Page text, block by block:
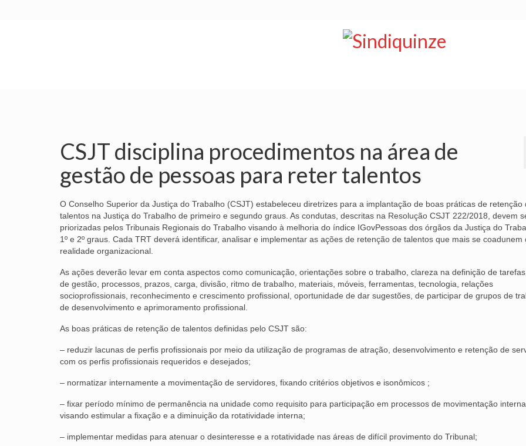
CSJT disciplina procedimentos na área de
gestão de pessoas para reter talentos
O Conselho Superior da Justiça do Trabalho (CSJT) estabeleceu diretrizes para a implantação de boas práticas de retenção
talentos na Justiça do Trabalho de primeiro e segundo graus. As condutas, descritas na Resolução CSJT 222/2018, devem
priorizadas pelos Tribunais Regionais do Trabalho visando à melhoria do índice IGovPessoas dos órgãos da Justiça do
1º e 2º graus. Cada TRT deverá identificar, analisar e implementar as ações de retenção de talentos que mais se coadunem
realidade organizacional.
As ações deverão levar em conta aspectos como comunicação, orientações sobre o trabalho, clareza na definição de
de gestão, processos, prazos, carga, divisão, ritmo de trabalho, materiais, móveis, ferramentas, tecnologia, relações
socioprofissionais, reconhecimento e crescimento profissional, oportunidade de dar sugestões, de participar de grupos de
de desenvolvimento e aprimoramento profissional.
As boas práticas de retenção de talentos definidas pelo CSJT são:
– reduzir lacunas de perfis profissionais por meio da utilização de programas de atração, desenvolvimento e retenção de
com os perfis profissionais requeridos e desejados;
– normatizar internamente a movimentação de servidores, fixando critérios objetivos e isonômicos ;
– fixar período mínimo de permanência na unidade como requisito para participação em processos de movimentação interna,
visando estimular a fixação e a diminuição da rotatividade interna;
– implementar medidas para atenuar o desinteresse e a rotatividade nas áreas de difícil provimento do Tribunal;